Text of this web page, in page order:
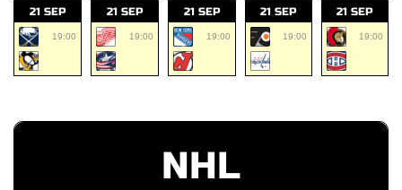
21 SEP
19:00
21 SEP
19:00
21 SEP
19:00
21 SEP
19:00
21 SEP
19:00
NHL